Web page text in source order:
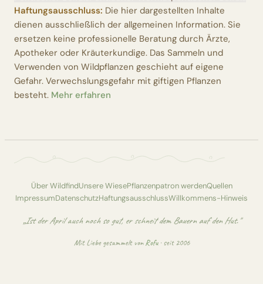
Haftungsausschluss: Die hier dargestellten Inhalte
dienen ausschließlich der allgemeinen Information. Sie
ersetzen keine professionelle Beratung durch Ärzte,
Apotheker oder Kräuterkundige. Das Sammeln und
Verwenden von Wildpflanzen geschieht auf eigene
Gefahr. Verwechslungsgefahr mit giftigen Pflanzen
besteht. Mehr erfahren
Über WildfindUnsere WiesePflanzenpatron werdenQuellen
ImpressumDatenschutzHaftungsausschlussWillkommens-Hinweis
„Ist der April auch noch so gut, er schneit dem Bauern auf den Hut."
Mit Liebe gesammelt vonRofu· seit 2006